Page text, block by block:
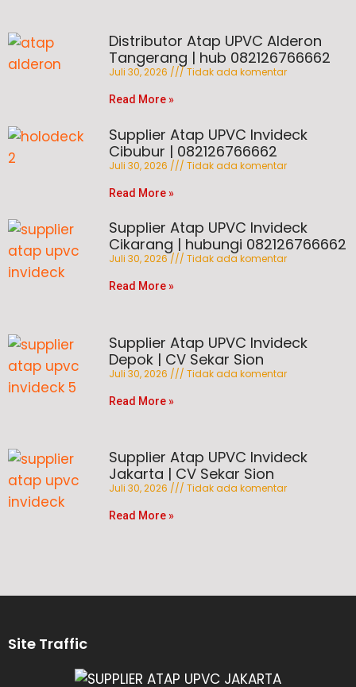
Distributor Atap UPVC Alderon
Tangerang | hub 082126766662
Juli 30, 2026 Tidak ada komentar
Read More »
Supplier Atap UPVC Invideck
Cibubur | 082126766662
Juli 30, 2026 Tidak ada komentar
Read More »
Supplier Atap UPVC Invideck
Cikarang | hubungi 082126766662
Juli 30, 2026 Tidak ada komentar
Read More »
Supplier Atap UPVC Invideck
Depok | CV Sekar Sion
Juli 30, 2026 Tidak ada komentar
Read More »
Supplier Atap UPVC Invideck
Jakarta | CV Sekar Sion
Juli 30, 2026 Tidak ada komentar
Read More »
Site Traffic